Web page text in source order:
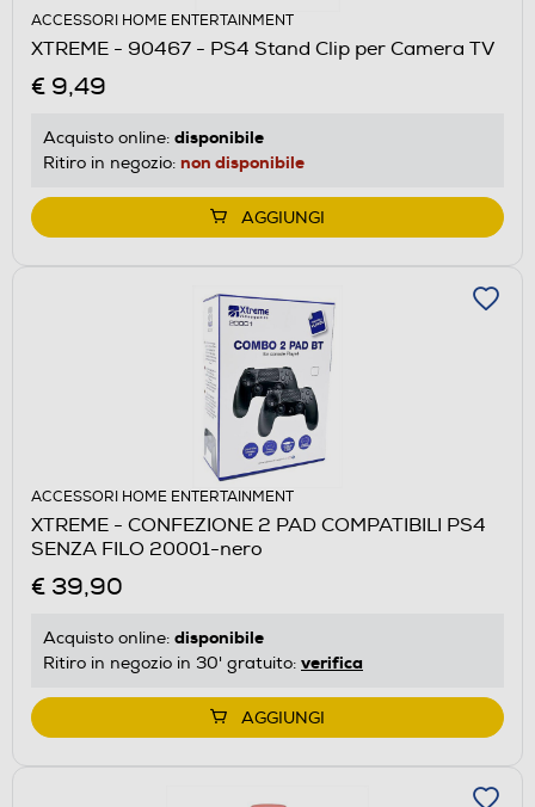
ACCESSORI HOME ENTERTAINMENT
XTREME - 90467 - PS4 Stand Clip per Camera TV
€ 9,49
Acquisto online: disponibile
Ritiro in negozio: non disponibile
AGGIUNGI
ACCESSORI HOME ENTERTAINMENT
XTREME - CONFEZIONE 2 PAD COMPATIBILI PS4
SENZA FILO 20001-nero
€ 39,90
Acquisto online: disponibile
Ritiro in negozio in 30' gratuito: verifica
AGGIUNGI